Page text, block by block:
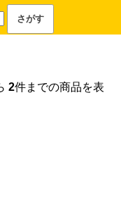
2件までの商品を表